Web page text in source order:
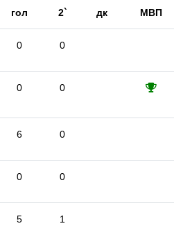
гол 2` дк МВП
0 0
0 0
6 0
0 0
5 1